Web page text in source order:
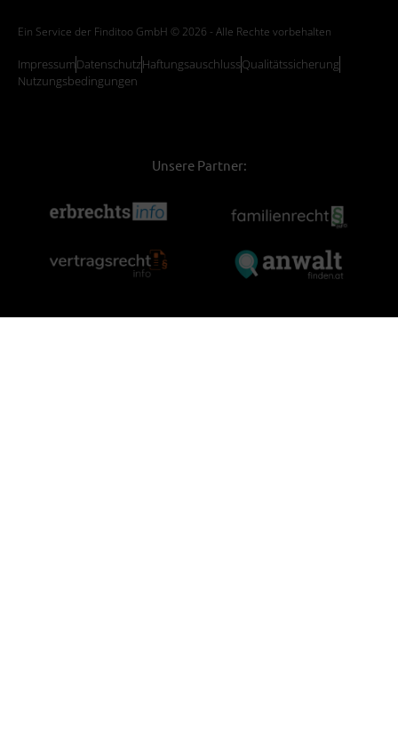
Ein Service der Finditoo GmbH © 2026 - Alle Rechte vorbehalten
ImpressumDatenschutzHaftungsauschlussQualitätssicherung
Nutzungsbedingungen
Unsere Partner: